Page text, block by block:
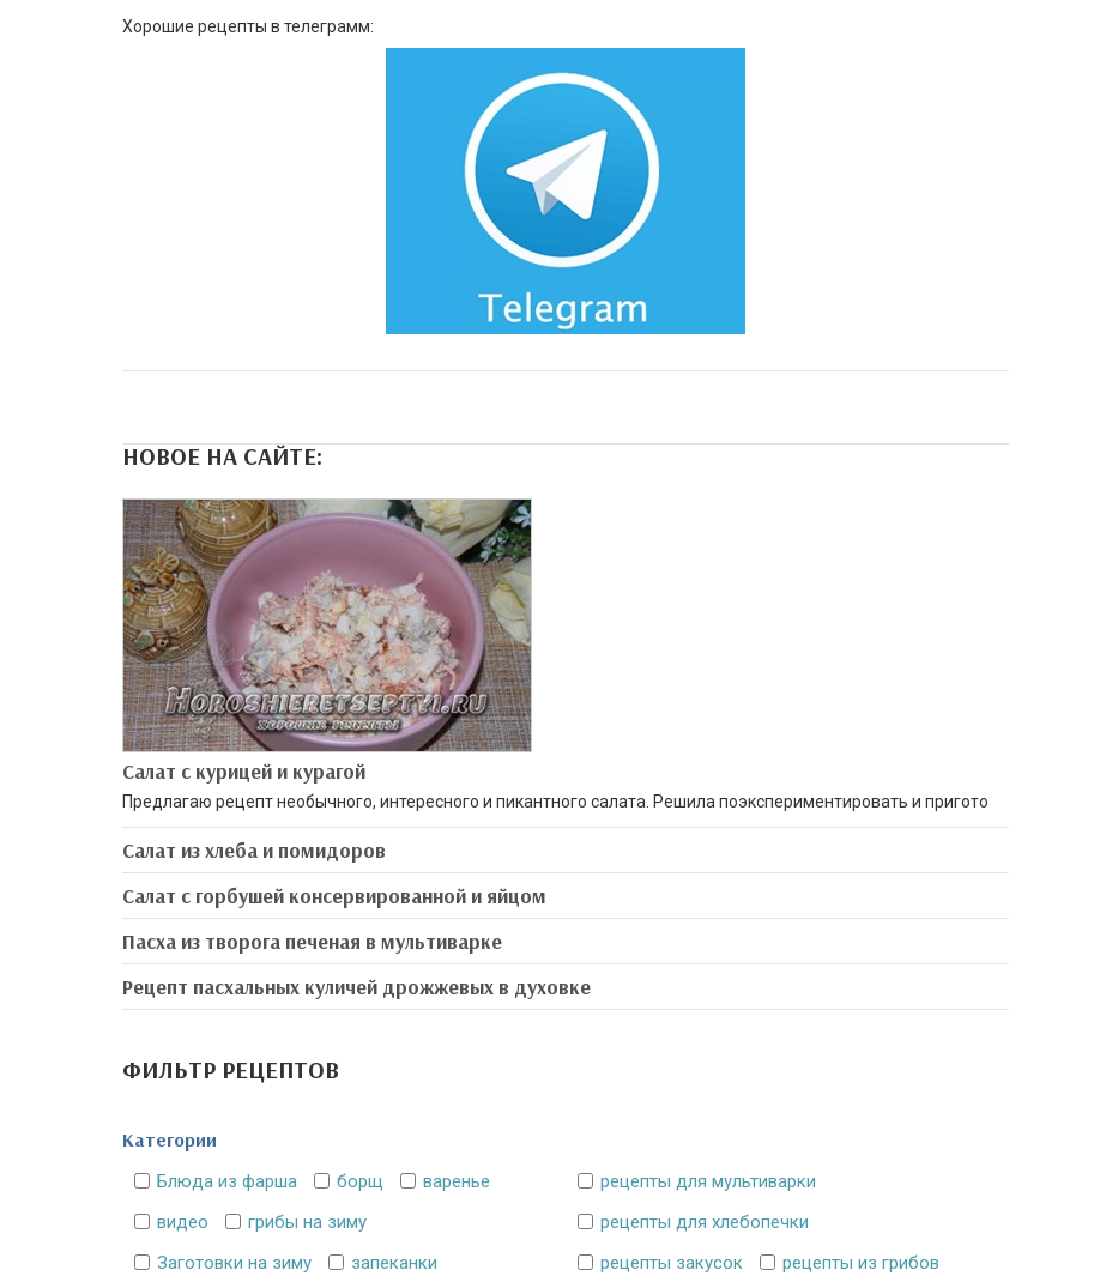
Хорошие рецепты в телеграмм:
НОВОЕ НА САЙТЕ:
Салат с курицей и курагой
Предлагаю рецепт необычного, интересного и пикантного салата. Решила поэкспериментировать и пригото
Салат из хлеба и помидоров
Салат с горбушей консервированной и яйцом
Пасха из творога печеная в мультиварке
Рецепт пасхальных куличей дрожжевых в духовке
ФИЛЬТР РЕЦЕПТОВ
Категории
Блюда из фарша борщ
варенье
видео
грибы на зиму
Заготовки на зиму
запеканки
рецепты для мультиварки
рецепты для хлебопечки
рецепты закусок
рецепты из грибов